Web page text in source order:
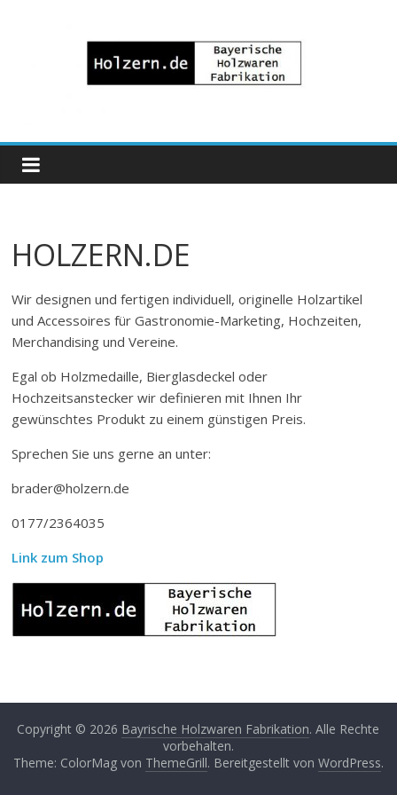
Bayrische
Holzwaren
Fabrikation
HOLZERN.DE
Wir designen und fertigen individuell, originelle Holzartikel
und Accessoires für Gastronomie-Marketing, Hochzeiten,
Merchandising und Vereine.
Egal ob Holzmedaille, Bierglasdeckel oder
Hochzeitsanstecker wir definieren mit Ihnen Ihr
gewünschtes Produkt zu einem günstigen Preis.
Sprechen Sie uns gerne an unter:
brader@holzern.de
0177/2364035
Link zum Shop
Copyright © 2026 Bayrische Holzwaren Fabrikation. Alle Rechte
vorbehalten.
Theme: ColorMag von ThemeGrill. Bereitgestellt von WordPress.